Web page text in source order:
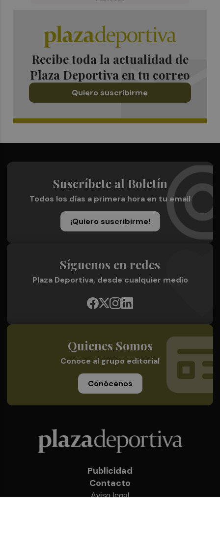
Recibe toda la actualidad de
Plaza Deportiva en tu correo
Quiero suscribirme
Suscríbete al Boletín
Todos los días a primera hora en tu email
¡Quiero suscribirme!
Síguenos en redes
Plaza Deportiva, desde cualquier medio
Quienes Somos
Conoce al grupo editorial
Conócenos
Publicidad
Contacto
Aviso legal